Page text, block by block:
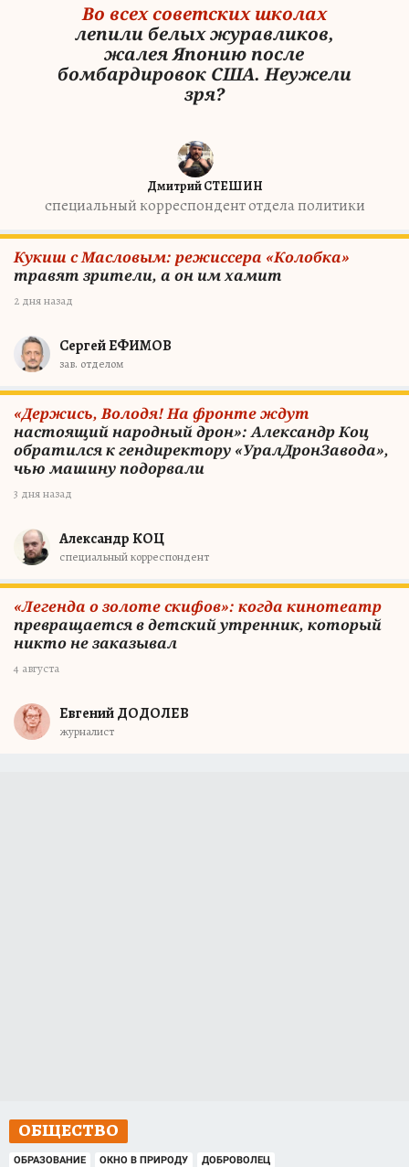
Во всех советских школах
лепили белых журавликов,
жалея Японию после
бомбардировок США. Неужели
зря?
Дмитрий СТЕШИН
специальный корреспондент отдела политики
Кукиш с Масловым: режиссера «Колобка»
травят зрители, а он им хамит
2 дня назад
Сергей ЕФИМОВ
зав. отделом
«Держись, Володя! На фронте ждут
настоящий народный дрон»: Александр Коц
обратился к гендиректору «УралДронЗавода»,
чью машину подорвали
3 дня назад
Александр КОЦ
специальный корреспондент
«Легенда о золоте скифов»: когда кинотеатр
превращается в детский утренник, который
никто не заказывал
4 августа
Евгений ДОДОЛЕВ
журналист
ОБЩЕСТВО
ОБРАЗОВАНИЕ ОКНО В ПРИРОДУ
ДОБРОВОЛЕЦ